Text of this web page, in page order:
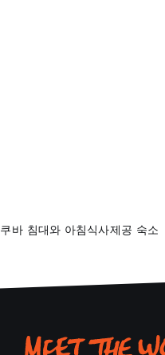
쿠바 침대와 아침식사제공 숙소